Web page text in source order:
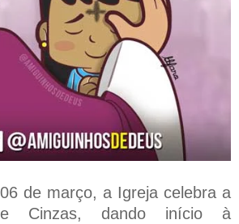
de março, a Igreja celebra a
Cinzas, dando início à